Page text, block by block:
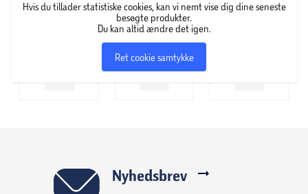
Hvis du tillader statistiske cookies, kan vi nemt vise dig dine seneste
besøgte produkter.
Du kan altid ændre det igen.
Ret cookie samtykke
Nyhedsbrev